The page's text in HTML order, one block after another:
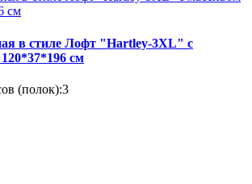
в стиле Лофт "Hartley-3XL" с
см
(полок):3